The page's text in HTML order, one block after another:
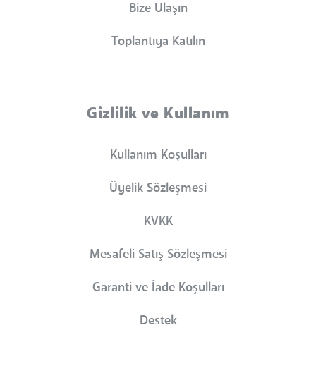
Bize Ulaşın
Toplantıya Katılın
Gizlilik ve Kullanım
Kullanım Koşulları
Üyelik Sözleşmesi
KVKK
Mesafeli Satış Sözleşmesi
Garanti ve İade Koşulları
Destek